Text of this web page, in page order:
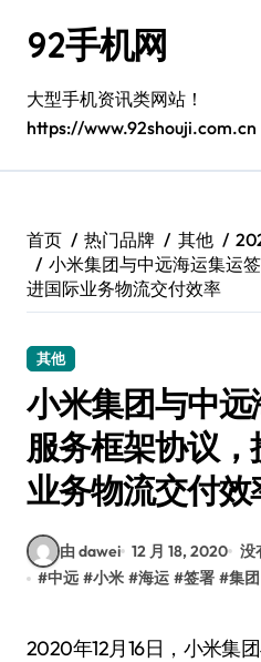
92手机网
大型手机资讯类网站！
https://www.92shouji.com.cn
首页 热门品牌 其他
小米集团与中远海运集运
进国际业务物流交付效率
其他
小米集团与中
服务框架协议
业务物流交付效
由 dawei 12 月 18, 2020 没
#中远 #小米 #海运 #签署 #集团
2020年12月16日，小米集团与中远海运集装箱运输